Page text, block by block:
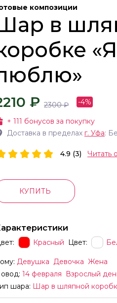
композиции
в
₽ 2300₽ -4%
+ 111 бонусов за покупку
Доставка в пределах г. Уфа:
4.9 (3) Читать
КУПИТЬ
Красный Цвет:
Девушка Девочка Жена
14 февраля Взрослый
шара: Шар в шляпной